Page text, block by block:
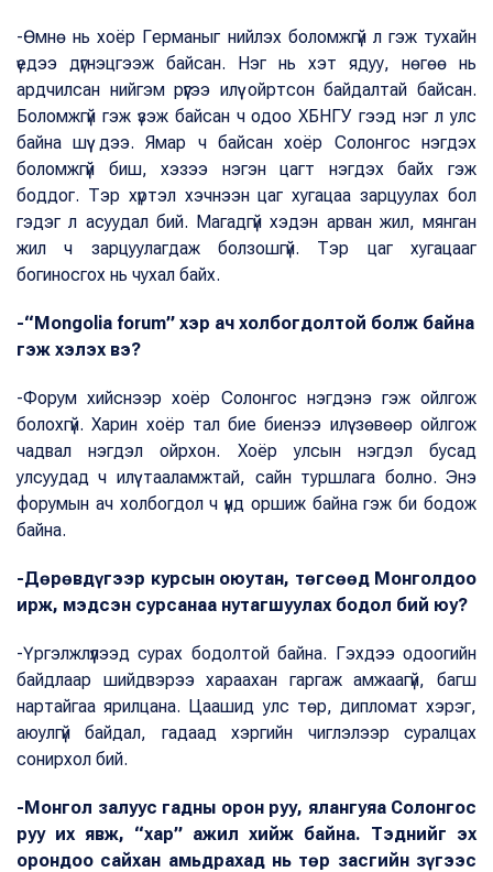
-Өмнө нь хоёр Германыг нийлэх боломжгүй л гэж тухайн
үедээ дүгнэцгээж байсан. Нэг нь хэт ядуу, нөгөө нь
ардчилсан нийгэм рүүгээ илүү ойртсон байдалтай байсан.
Боломжгүй гэж үзэж байсан ч одоо ХБНГУ гээд нэг л улс
байна шүү дээ. Ямар ч байсан хоёр Солонгос нэгдэх
боломжгүй биш, хэзээ нэгэн цагт нэгдэх байх гэж
боддог. Тэр хүртэл хэчнээн цаг хугацаа зарцуулах бол
гэдэг л асуудал бий. Магадгүй хэдэн арван жил, мянган
жил ч зарцуулагдаж болзошгүй. Тэр цаг хугацааг
богиносгох нь чухал байх.
-“Mongolia forum” хэр ач холбогдолтой болж байна
гэж хэлэх вэ?
-Форум хийснээр хоёр Солонгос нэгдэнэ гэж ойлгож
болохгүй. Харин хоёр тал бие биенээ илүү зөвөөр ойлгож
чадвал нэгдэл ойрхон. Хоёр улсын нэгдэл бусад
улсуудад ч илүү тааламжтай, сайн туршлага болно. Энэ
форумын ач холбогдол ч үүнд оршиж байна гэж би бодож
байна.
-Дөрөвдүгээр курсын оюутан, төгсөөд Монголдоо
ирж, мэдсэн сурсанаа нутагшуулах бодол бий юу?
-Үргэлжлүүлээд сурах бодолтой байна. Гэхдээ одоогийн
байдлаар шийдвэрээ хараахан гаргаж амжаагүй, багш
нартайгаа ярилцана. Цаашид улс төр, дипломат хэрэг,
аюулгүй байдал, гадаад хэргийн чиглэлээр суралцах
сонирхол бий.
-Монгол залуус гадны орон руу, ялангуяа Солонгос
руу их явж, “хар” ажил хийж байна. Тэднийг эх
орондоо сайхан амьдрахад нь төр засгийн зүгээс